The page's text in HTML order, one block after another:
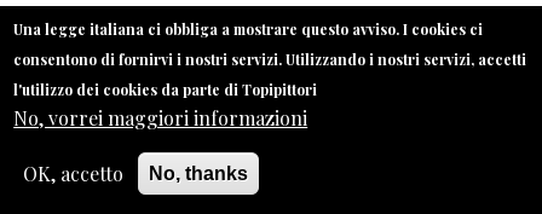
Giugno 2024(12)
Maggio 2024(13)
Aprile 2024(10)
Marzo 2024(12)
Febbraio 2024(13)
Gennaio 2024(11)
Una legge italiana ci obbliga a mostrare questo avviso. I cookies ci
consentono di fornirvi i nostri servizi. Utilizzando i nostri servizi, accetti
l'utilizzo dei cookies da parte di Topipittori
No, vorrei maggiori informazioni
OK, accetto No, thanks